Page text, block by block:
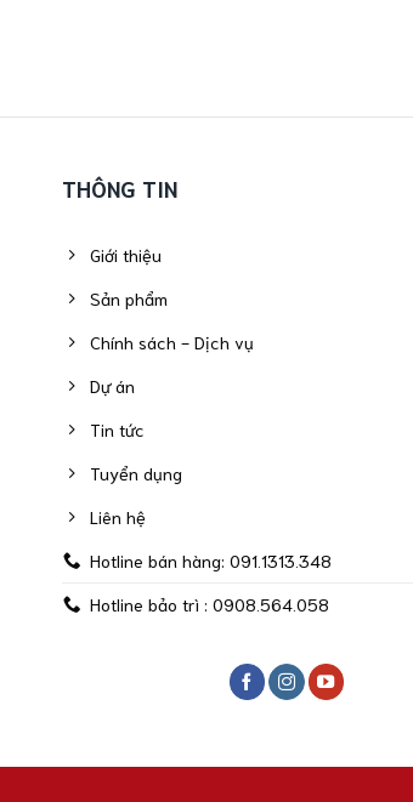
THÔNG TIN
Giới thiệu
Sản phẩm
Chính sách - Dịch vụ
Dự án
Tin tức
Tuyển dụng
Liên hệ
Hotline bán hàng: 091.1313.348
Hotline bảo trì : 0908.564.058